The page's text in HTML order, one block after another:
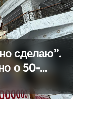
сделаю”.
о 50-
для